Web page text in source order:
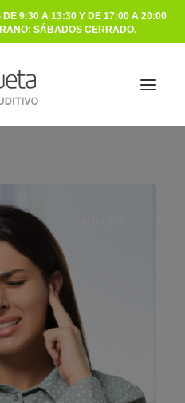
DE 9:30 A 13:30 Y DE 17:00 A 20:00
SÁBADOS CERRADO.